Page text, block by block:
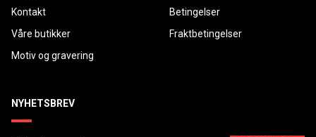
Kontakt
Våre butikker
Motiv og gravering
Betingelser
Fraktbetingelser
NYHETSBREV